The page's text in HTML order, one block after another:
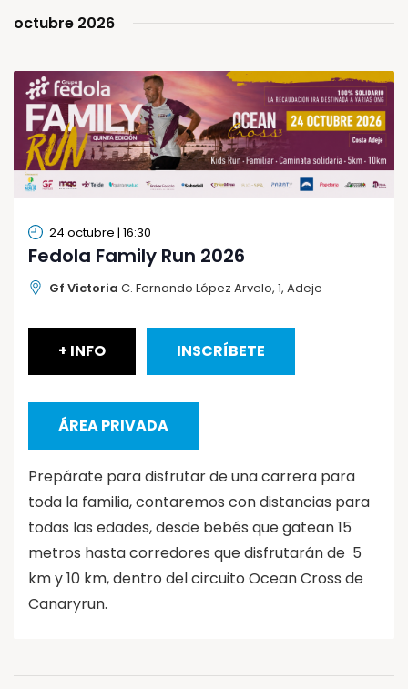
y
de
Eventos
octubre 2026
24 octubre | 16:30
Fedola Family Run 2026
Gf Victoria C. Fernando López Arvelo, 1, Adeje
+ INFO INSCRÍBETE
ÁREA PRIVADA
Prepárate para disfrutar de una carrera para
toda la familia, contaremos con distancias para
todas las edades, desde bebés que gatean 15
metros hasta corredores que disfrutarán de 5
km y 10 km, dentro del circuito Ocean Cross de
Canaryrun.